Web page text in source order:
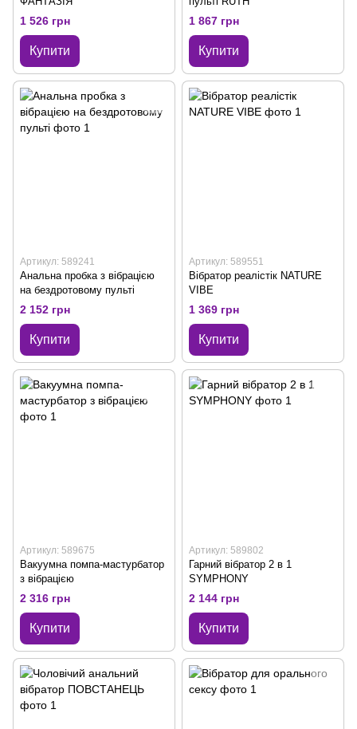
1 526 грн
Купити
1 867 грн
Купити
Артикул: 589241
Анальна пробка з вібрацією
на бездротовому пульті
2 152 грн
Купити
Артикул: 589551
Вібратор реалістік NATURE
VIBE
1 369 грн
Купити
Артикул: 589675
Вакуумна помпа-мастурбатор
з вібрацією
2 316 грн
Купити
Артикул: 589802
Гарний вібратор 2 в 1
SYMPHONY
2 144 грн
Купити